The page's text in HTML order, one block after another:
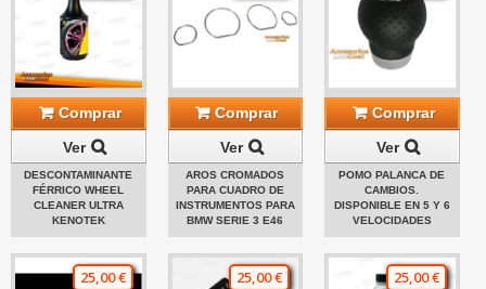
Comprar
Ver
DESCONTAMINANTE
FÉRRICO WHEEL
CLEANER ULTRA
KENOTEK
Comprar
Ver
AROS CROMADOS
PARA CUADRO DE
INSTRUMENTOS PARA
BMW SERIE 3 E46
Comprar
Ver
POMO PALANCA DE
CAMBIOS.
DISPONIBLE EN 5 Y 6
VELOCIDADES
25,00 € 25,00 € 25,00 €